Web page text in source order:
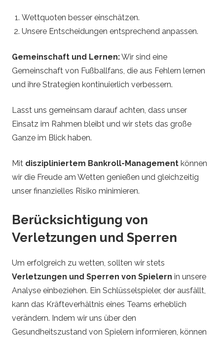
Wettquoten besser einschätzen.
Unsere Entscheidungen entsprechend anpassen.
Gemeinschaft und Lernen:Wir sind eine
Gemeinschaft von Fußballfans, die aus Fehlern lernen
und ihre Strategien kontinuierlich verbessern.
Lasst uns gemeinsam darauf achten, dass unser
Einsatz im Rahmen bleibt und wir stets das große
Ganze im Blick haben.
Mit diszipliniertem Bankroll-Management können
wir die Freude am Wetten genießen und gleichzeitig
unser finanzielles Risiko minimieren.
Berücksichtigung von
Verletzungen und Sperren
Um erfolgreich zu wetten, sollten wir stets
Verletzungen und Sperren von Spielern in unsere
Analyse einbeziehen. Ein Schlüsselspieler, der ausfällt,
kann das Kräfteverhältnis eines Teams erheblich
verändern. Indem wir uns über den
Gesundheitszustand von Spielern informieren, können